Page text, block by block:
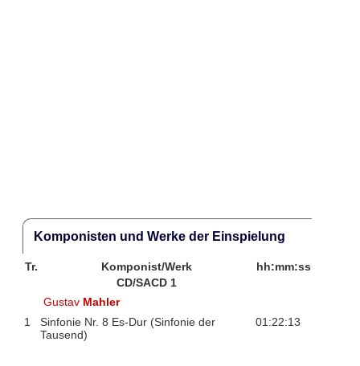
Komponisten und Werke der Einspielung
Tr. Komponist/Werk
hh:mm:ss
CD/SACD 1
Gustav Mahler
1
Sinfonie Nr. 8 Es-Dur (Sinfonie der
Tausend)
01:22:13